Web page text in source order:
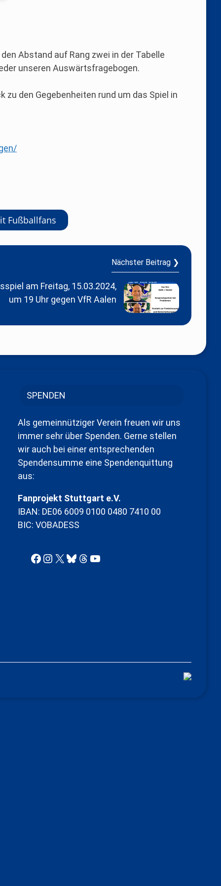
Abstand auf Rang zwei in der Tabelle
unseren Auswärtsfragebogen.
den Gegebenheiten rund um das Spiel in
Fußballfans
Nächster Beitrag ❯
am Freitag, 15.03.2024,
um 19 Uhr gegen VfR Aalen
SPENDEN
Als gemeinnütziger Verein freuen wir uns
immer sehr über Spenden. Gerne stellen
wir auch bei einer entsprechenden
Spendensumme eine Spendenquittung
aus:
Fanprojekt Stuttgart e.V.
IBAN: DE06 6009 0100 0480 7410 00
BIC: VOBADESS
Facebook
Instagram
X Bluesky
Threads
YouTube